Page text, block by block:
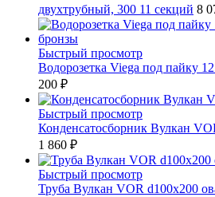
двухтрубный, 300 11 секций 8
Быстрый просмотр
Водорозетка Viega под пайку
200 ₽
Быстрый просмотр
Конденсатосборник Вулкан
1 860 ₽
Быстрый просмотр
Труба Вулкан VOR d100x200